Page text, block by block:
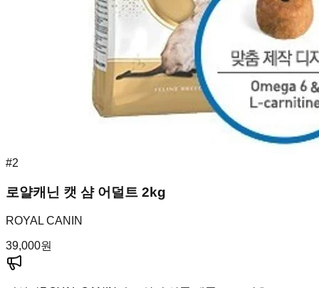
#2
로얄캐닌 캣 샴 어덜트 2kg
ROYAL CANIN
39,000원